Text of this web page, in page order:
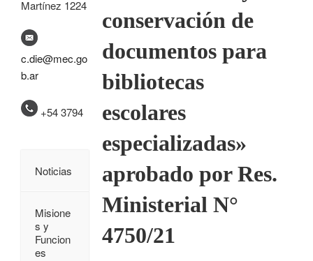
conservación de
documentos para
bibliotecas
escolares
especializadas»
aprobado por Res.
Ministerial N°
4750/21
Martínez 1224
c.die@mec.go
b.ar
+54 3794
Noticias
Misione
s y
Funcion
es